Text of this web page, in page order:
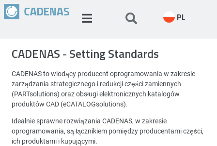
PL
CADENAS - Setting Standards
CADENAS to wiodący producent oprogramowania w zakresie
zarządzania strategicznego i redukcji części zamiennych
(PARTsolutions) oraz obsługi elektronicznych katalogów
produktów CAD (eCATALOGsolutions).
Idealnie sprawne rozwiązania CADENAS, w zakresie
oprogramowania, są łącznikiem pomiędzy producentami części,
ich produktami i kupującymi.